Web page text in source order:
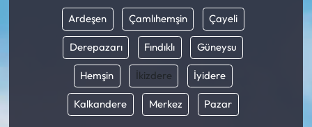
Ardeşen Çamlıhemşin Çayeli
Derepazarı Fındıklı Güneysu
Hemşin İkizdere İyidere
Kalkandere Merkez Pazar